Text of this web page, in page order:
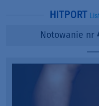
HITPORT
Notowanie nr